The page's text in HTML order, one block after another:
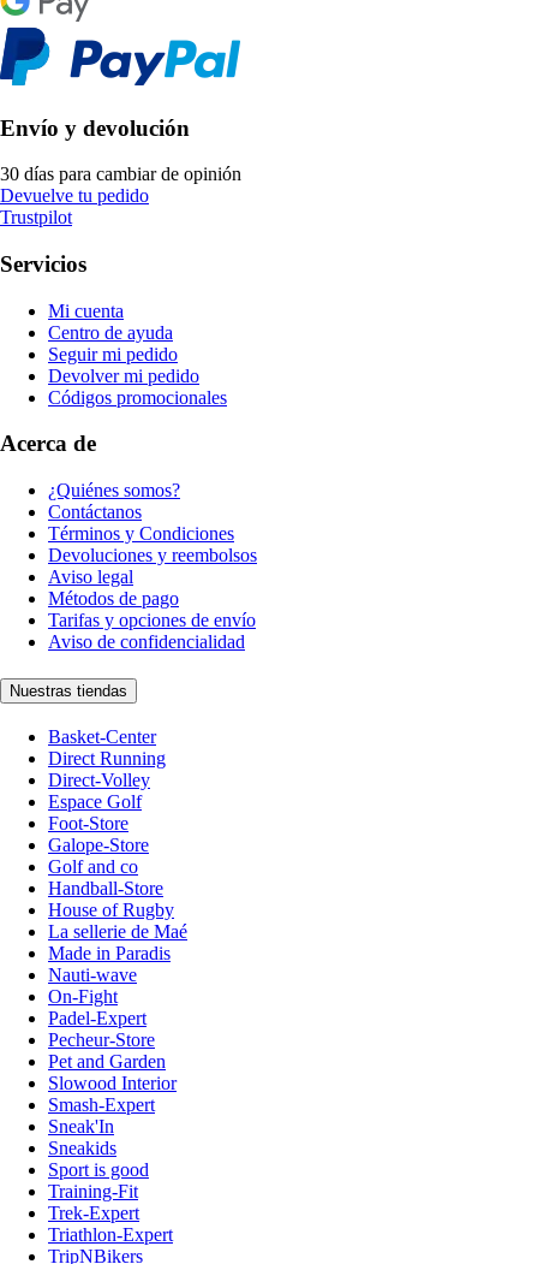
Envío y devolución
30 días para cambiar de opinión
Devuelve tu pedido
Trustpilot
Servicios
Mi cuenta
Centro de ayuda
Seguir mi pedido
Devolver mi pedido
Códigos promocionales
Acerca de
¿Quiénes somos?
Contáctanos
Términos y Condiciones
Devoluciones y reembolsos
Aviso legal
Métodos de pago
Tarifas y opciones de envío
Aviso de confidencialidad
Nuestras tiendas
Basket-Center
Direct Running
Direct-Volley
Espace Golf
Foot-Store
Galope-Store
Golf and co
Handball-Store
House of Rugby
La sellerie de Maé
Made in Paradis
Nauti-wave
On-Fight
Padel-Expert
Pecheur-Store
Pet and Garden
Slowood Interior
Smash-Expert
Sneak'In
Sneakids
Sport is good
Training-Fit
Trek-Expert
Triathlon-Expert
TripNBikers